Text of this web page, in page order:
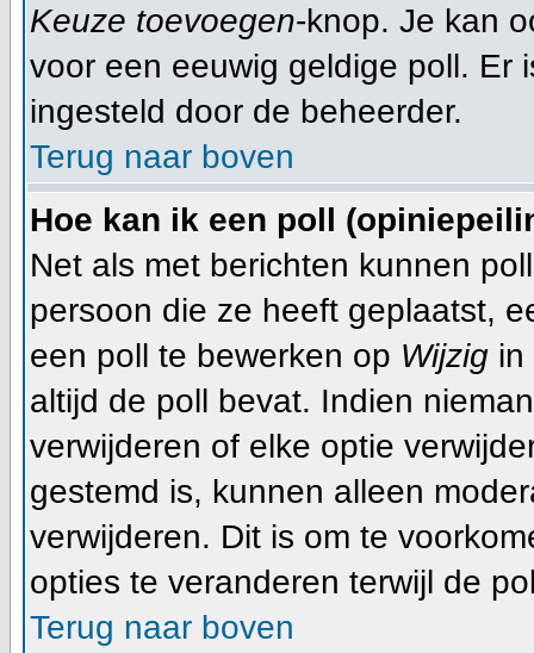
Keuze toevoegen-knop. Je kan
voor een eeuwig geldige poll. Er
ingesteld door de beheerder.
Terug naar boven
Hoe kan ik een poll
Net als met berichten kunnen
persoon die ze heeft geplaatst,
een poll te bewerken op Wijzig in
altijd de poll bevat. Indien
verwijderen of elke optie
gestemd is, kunnen alleen
verwijderen. Dit is om te
opties te veranderen terwijl de
Terug naar boven